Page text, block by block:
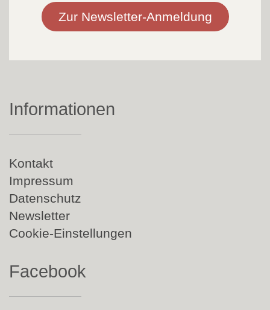
Zur Newsletter-Anmeldung
Informationen
Navigation
überspringen
Kontakt
Impressum
Datenschutz
Newsletter
Cookie-Einstellungen
Facebook